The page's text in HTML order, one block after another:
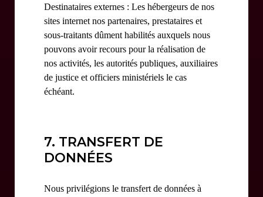
Destinataires externes : Les hébergeurs de nos
sites internet nos partenaires, prestataires et
sous-traitants dûment habilités auxquels nous
pouvons avoir recours pour la réalisation de
nos activités, les autorités publiques, auxiliaires
de justice et officiers ministériels le cas
échéant.
7. TRANSFERT DE
DONNÉES
Nous privilégions le transfert de données à